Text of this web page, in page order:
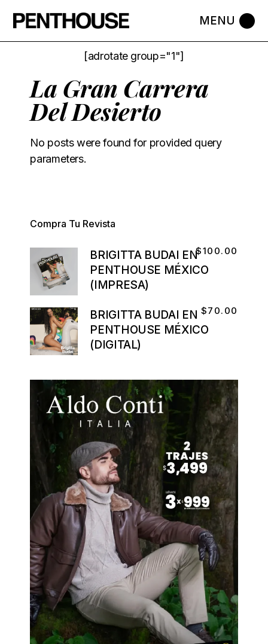
[adrotate group="1"]
La Gran Carrera
Del Desierto
No posts were found for provided query
parameters.
Compra Tu Revista
BRIGITTA BUDAI EN
PENTHOUSE MÉXICO
(IMPRESA)
$100.00
BRIGITTA BUDAI EN
PENTHOUSE MÉXICO
(DIGITAL)
$70.00